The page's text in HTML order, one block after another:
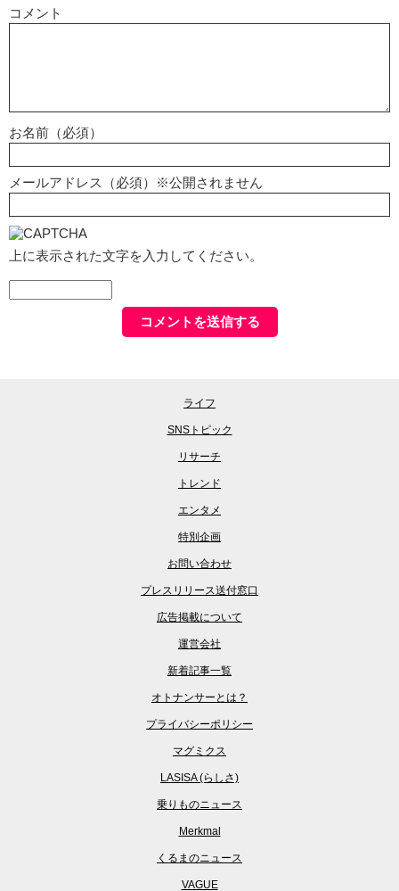
コメント
お名前（必須）
メールアドレス（必須）※公開されません
上に表示された文字を入力してください。
ライフ
SNSトピック
リサーチ
トレンド
エンタメ
特別企画
お問い合わせ
プレスリリース送付窓口
広告掲載について
運営会社
新着記事一覧
オトナンサーとは？
プライバシーポリシー
マグミクス
LASISA (らしさ)
乗りものニュース
Merkmal
くるまのニュース
VAGUE